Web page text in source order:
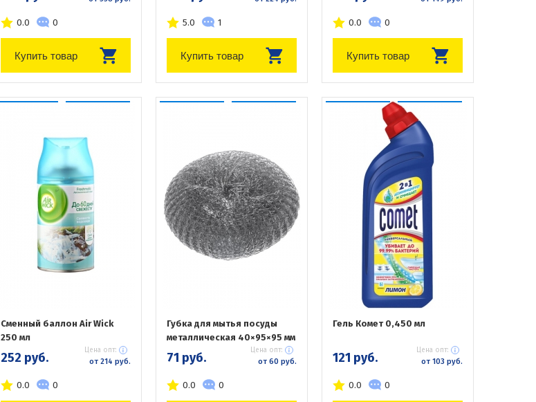
0.0 0
Купить товар
5.0 1
Купить товар
0.0 0
Купить товар
Сменный баллон Air Wick
250 мл
252 руб. Цена опт:
от 214 руб.
0.0 0
Губка для мытья посуды
металлическая 40×95×95 мм
71 руб. Цена опт:
от 60 руб.
0.0 0
Гель Комет 0,450 мл
121 руб. Цена опт:
от 103 руб.
0.0 0